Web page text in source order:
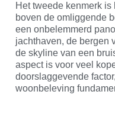
Het tweede kenmerk
boven de omliggende
een onbelemmerd
jachthaven, de bergen
de skyline van een
aspect is voor veel
doorslaggevende
woonbeleving